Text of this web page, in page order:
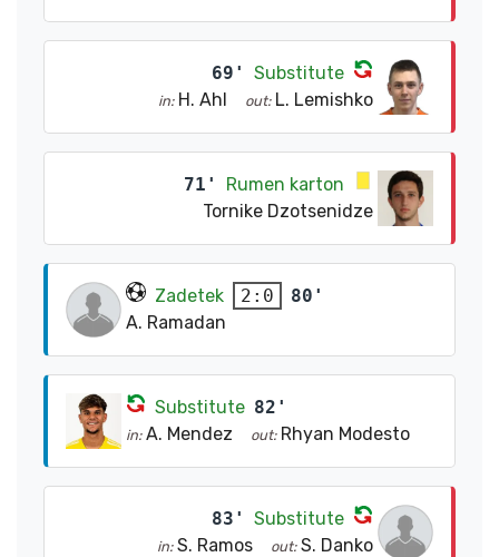
69' Substitute
in: H. Ahl out: L. Lemishko
71'
Rumen karton
Tornike Dzotsenidze
Zadetek 2:0
80'
A. Ramadan
Substitute 82'
in: A. Mendez out: Rhyan Modesto
83' Substitute
in: S. Ramos out: S. Danko